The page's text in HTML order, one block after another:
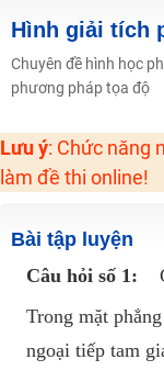
2K6! Lộ Trình Sun
Hot! Lễ hội đồng
Khuyến Mãi Khoá
Khai giảng các
Khai giảng khóa
Luyện thi vào lớp
Hình giải tích
Chuyên đề hình học
phương pháp tọa độ
Lưu ý: Chức năng
làm đề thi online!
Bài tập luyện
Câu hỏi số 1:
Trong mặt
ngoại tiếp tam